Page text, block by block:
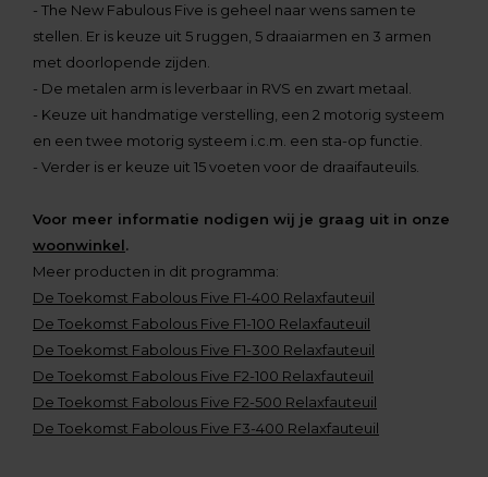
- The New Fabulous Five is geheel naar wens samen te
stellen. Er is keuze uit 5 ruggen, 5 draaiarmen en 3 armen
met doorlopende zijden.
- De metalen arm is leverbaar in RVS en zwart metaal.
- Keuze uit handmatige verstelling, een 2 motorig systeem
en een twee motorig systeem i.c.m. een sta-op functie.
- Verder is er keuze uit 15 voeten voor de draaifauteuils.
Voor meer informatie nodigen wij je graag uit in onze
woonwinkel.
Meer producten in dit programma:
De Toekomst Fabolous Five F1-400 Relaxfauteuil
De Toekomst Fabolous Five F1-100 Relaxfauteuil
De Toekomst Fabolous Five F1-300 Relaxfauteuil
De Toekomst Fabolous Five F2-100 Relaxfauteuil
De Toekomst Fabolous Five F2-500 Relaxfauteuil
De Toekomst Fabolous Five F3-400 Relaxfauteuil